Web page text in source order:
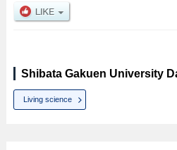
Shibata Gakuen University
Living science